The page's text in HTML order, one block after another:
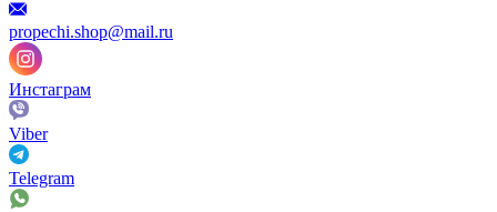
propechi.shop@mail.ru
Инстаграм
Viber
Telegram